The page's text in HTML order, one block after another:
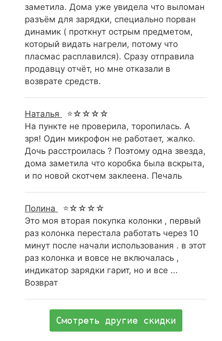
заметила. Дома уже увидела что выломан
разъём для зарядки, специально порван
динамик ( проткнут острым предметом,
который видать нагрели, потому что
пласмас расплавился). Сразу отправила
продавцу отчёт, но мне отказали в
возврате средств.
Наталья
⭐☆☆☆☆
На пункте не проверила, торопилась. А
зря! Один микрофон не работает, жалко.
Дочь расстроилась ? Поэтому одна звезда,
дома заметила что коробка была вскрыта,
и по новой скотчем заклеена. Печаль
Полина
⭐☆☆☆☆
Это моя вторая покупка колонки , первый
раз колонка перестала работать через 10
минут после начали использования . в этот
раз колонка и вовсе не включалась ,
индикатор зарядки гарит, но и все ...
Возврат
Смотреть другие скидки